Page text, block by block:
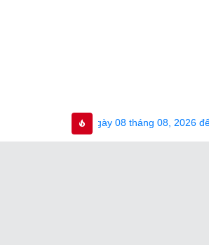
08 tháng 08, 2026 đến 14 tháng 08, 2026